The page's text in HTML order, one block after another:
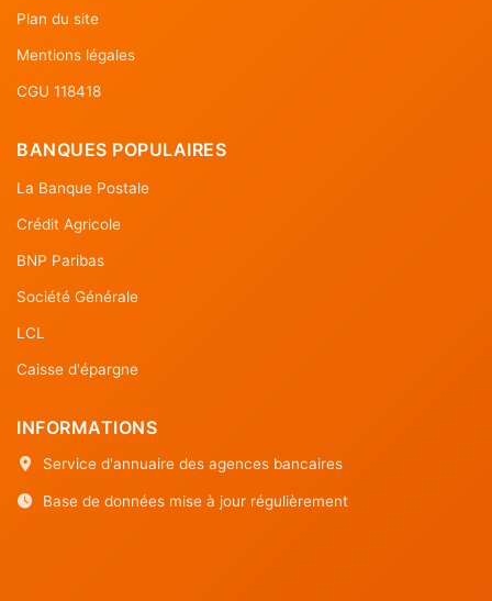
Plan du site
Mentions légales
CGU 118418
BANQUES POPULAIRES
La Banque Postale
Crédit Agricole
BNP Paribas
Société Générale
LCL
Caisse d'épargne
INFORMATIONS
Service d'annuaire des agences bancaires
Base de données mise à jour régulièrement